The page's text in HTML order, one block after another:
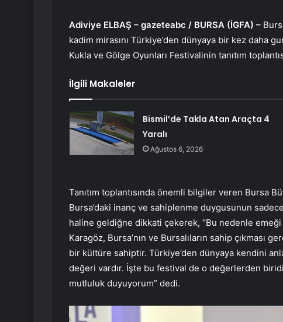
Adiviye ELBAŞ – gazeteabc / BURSA (İGFA) –
kadim mirasını Türkiye’den dünyaya bir kez daha
Kukla ve Gölge Oyunları Festivalinin tanıtım
İlgili Makaleler
Bismil’de Takla Atan Araçta 4
Yaralı
Ağustos 6, 2026
Tanıtım toplantısında önemli bilgiler veren Bursa
Bursa’daki inanç ve sahiplenme duygusunun
haline geldiğne dikkati çekerek, “Bu nedenle
Karagöz, Bursa’nın ve Bursalıların sahip
bir kültüre sahiptir. Türkiye’den dünyaya kendini
değeri vardır. İşte bu festival de o değerlerden
mutluluk duyuyorum” dedi.